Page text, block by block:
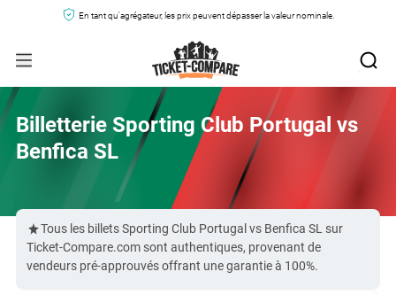
En tant qu'agrégateur, les prix peuvent dépasser la valeur nominale.
Billetterie Sporting Club Portugal vs
Benfica SL
Tous les billets Sporting Club Portugal vs Benfica SL sur
Ticket-Compare.com sont authentiques, provenant de
vendeurs pré-approuvés offrant une garantie à 100%.